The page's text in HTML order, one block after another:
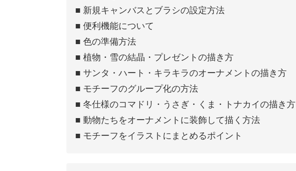
■ 新規キャンバスとブラシの設定方法
■ 便利機能について
■ 色の準備方法
■ 植物・雪の結晶・プレゼントの描き方
■ サンタ・ハート・キラキラのオーナメントの描き方
■ モチーフのグループ化の方法
■ 冬仕様のコマドリ・うさぎ・くま・トナカイの描き方
■ 動物たちをオーナメントに装飾して描く方法
■ モチーフをイラストにまとめるポイント